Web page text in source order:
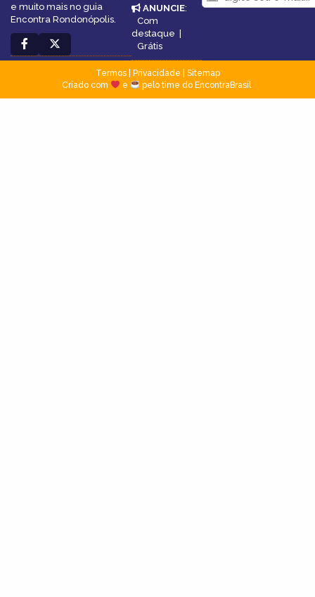
e muito mais no guia
Encontra Rondonópolis.
ANUNCIE:
Com
destaque |
Grátis
Termos| Privacidade
Sitemap
Criado com
e pelo time do EncontraBrasil